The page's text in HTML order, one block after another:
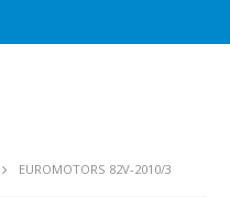
EUROMOTORS 82V-2010/3